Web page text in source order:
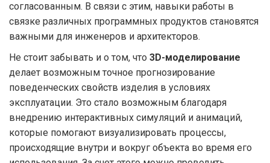
согласованным. В связи с этим, навыки работы в
связке различных программных продуктов становятся
важными для инженеров и архитекторов.
Не стоит забывать и о том, что 3D-моделирование
делает возможным точное прогнозирование
поведенческих свойств изделия в условиях
эксплуатации. Это стало возможным благодаря
внедрению интерактивных симуляций и анимаций,
которые помогают визуализировать процессы,
происходящие внутри и вокруг объекта во время его